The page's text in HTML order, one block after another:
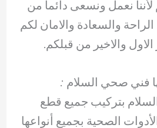
لأننا نعمل ونسعى دائما من
والسعادة والامان لكم
الاول والاخير من قبلكم.
فني صحي السلام :
بتركيب جميع قطع
الصحية بجميع أنواعها